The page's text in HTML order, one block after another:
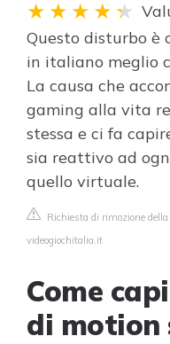
Questo disturbo è
in italiano meglio
La causa che
gaming alla vita
stessa e ci fa
sia reattivo ad
quello virtuale.
Richiesta di rimozione
videogiochitalia.it
Come
di motion